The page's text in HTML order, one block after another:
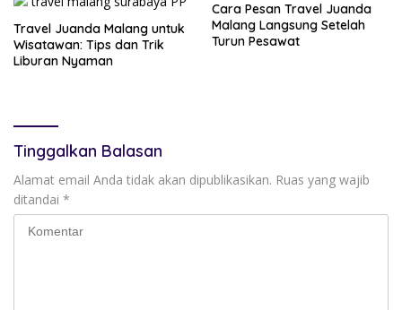
Travel Juanda Malang untuk
Wisatawan: Tips dan Trik
Liburan Nyaman
Cara Pesan Travel Juanda
Malang Langsung Setelah
Turun Pesawat
Tinggalkan Balasan
Alamat email Anda tidak akan dipublikasikan. Ruas yang wajib
ditandai *